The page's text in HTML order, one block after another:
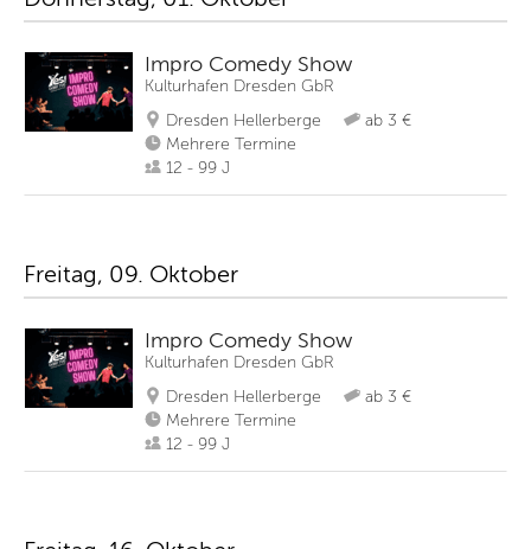
Impro Comedy Show
Kulturhafen Dresden GbR
Dresden Hellerberge
ab 3 €
Mehrere Termine
12 - 99 J
Freitag, 09. Oktober
Impro Comedy Show
Kulturhafen Dresden GbR
Dresden Hellerberge
ab 3 €
Mehrere Termine
12 - 99 J